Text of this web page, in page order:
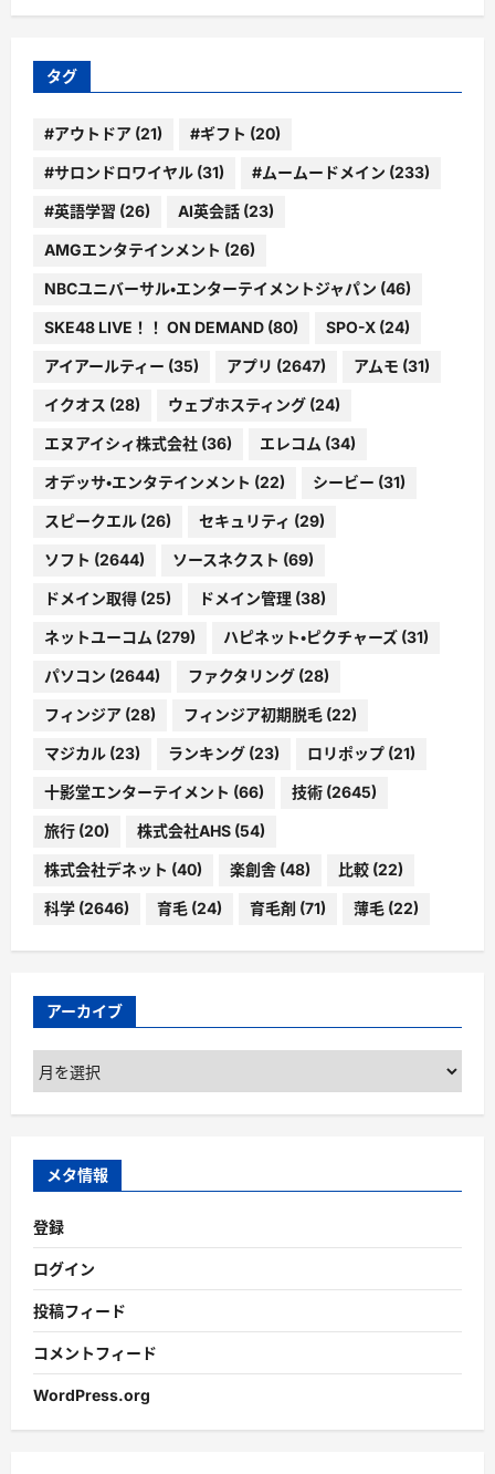
ゴ
ー
タグ
#アウトドア (21) #ギフト (20)
#サロンドロワイヤル (31) #ムームードメイン (233)
#英語学習 (26) AI英会話 (23)
AMGエンタテインメント (26)
NBCユニバーサル・エンターテイメントジャパン (46)
SKE48 LIVE！！ ON DEMAND (80) SPO-X (24)
アイアールティー (35) アプリ (2647) アムモ (31)
イクオス (28) ウェブホスティング (24)
エヌアイシィ株式会社 (36) エレコム (34)
オデッサ・エンタテインメント (22) シービー (31)
スピークエル (26) セキュリティ (29)
ソフト (2644) ソースネクスト (69)
ドメイン取得 (25) ドメイン管理 (38)
ネットユーコム (279) ハピネット・ピクチャーズ (31)
パソコン (2644) ファクタリング (28)
フィンジア (28) フィンジア初期脱毛 (22)
マジカル (23) ランキング (23) ロリポップ (21)
十影堂エンターテイメント (66) 技術 (2645)
旅行 (20) 株式会社AHS (54)
株式会社デネット (40) 楽創舎 (48) 比較 (22)
科学 (2646) 育毛 (24) 育毛剤 (71) 薄毛 (22)
アーカイブ
ア
ー
カ
ブ
メタ情報
登録
ログイン
投稿フィード
コメントフィード
WordPress.org